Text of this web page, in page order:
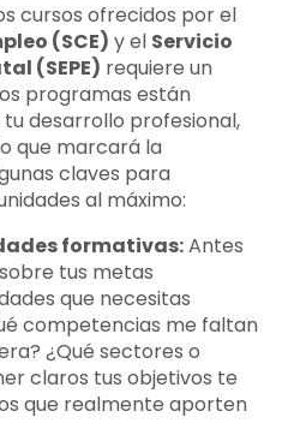
cursos ofrecidos por el
(SCE) y el Servicio
(SEPE) requiere un
programas están
desarrollo profesional,
que marcará la
claves para
al máximo:
formativas:Antes
tus metas
que necesitas
competencias me faltan
¿Qué sectores o
claros tus objetivos te
que realmente aporten